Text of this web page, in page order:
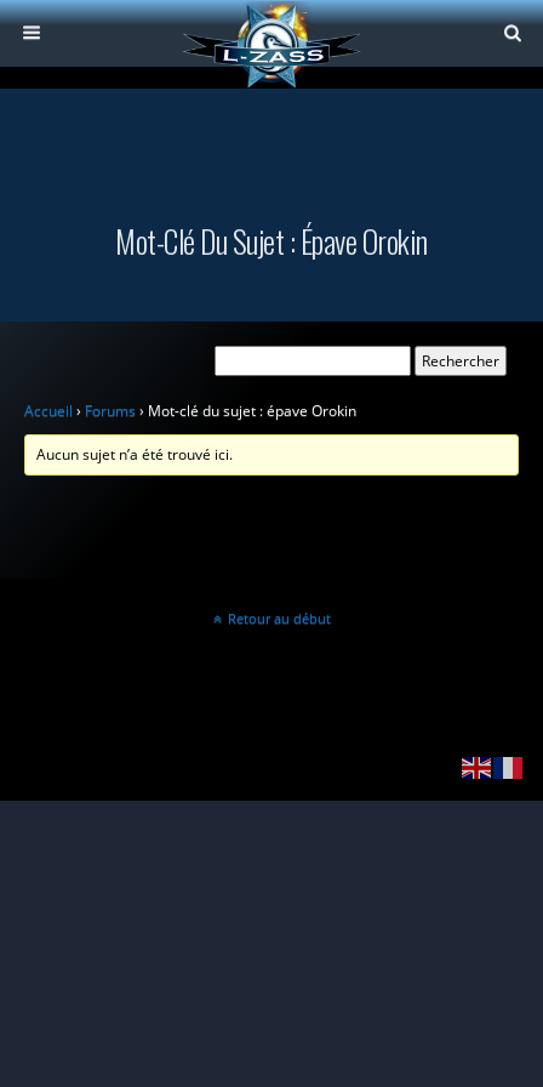
Mot-Clé Du Sujet : Épave Orokin
Accueil › Forums › Mot-clé du sujet : épave Orokin
Aucun sujet n’a été trouvé ici.
Retour au début